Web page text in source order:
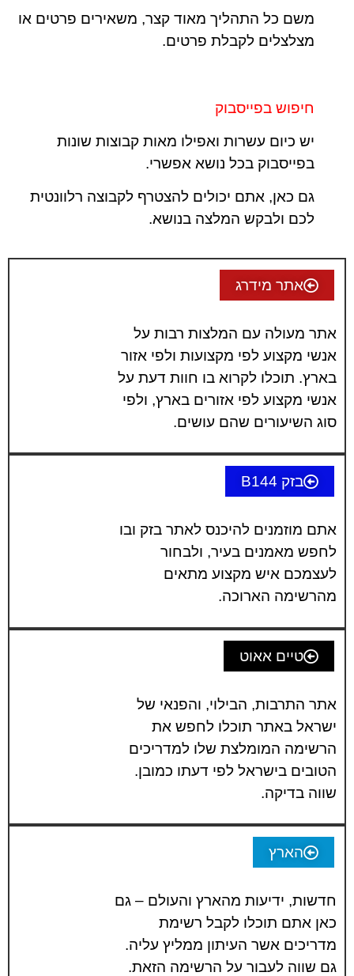
משם כל התהליך מאוד קצר, משאירים פרטים או
מצלצלים לקבלת פרטים.
חיפוש בפייסבוק
יש כיום עשרות ואפילו מאות קבוצות שונות
בפייסבוק בכל נושא אפשרי.
גם כאן, אתם יכולים להצטרף לקבוצה רלוונטית
לכם ולבקש המלצה בנושא.
אתר מידרג
אתר מעולה עם המלצות רבות על
אנשי מקצוע לפי מקצועות ולפי אזור
בארץ. תוכלו לקרוא בו חוות דעת על
אנשי מקצוע לפי אזורים בארץ, ולפי
סוג השיעורים שהם עושים.
בזק B144
אתם מוזמנים להיכנס לאתר בזק ובו
לחפש מאמנים בעיר, ולבחור
לעצמכם איש מקצוע מתאים
מהרשימה הארוכה.
טיים אאוט
אתר התרבות, הבילוי, והפנאי של
ישראל באתר תוכלו לחפש את
הרשימה המומלצת שלו למדריכים
הטובים בישראל לפי דעתו כמובן.
שווה בדיקה.
הארץ
חדשות, ידיעות מהארץ והעולם – גם
כאן אתם תוכלו לקבל רשימת
מדריכים אשר העיתון ממליץ עליה.
גם שווה לעבור על הרשימה הזאת.